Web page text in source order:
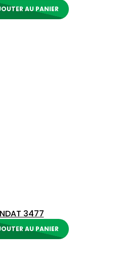
AU PANIER
3477
AU PANIER